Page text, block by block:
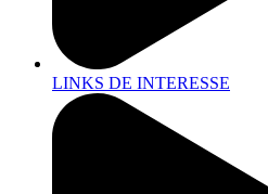
LINKS DE INTERESSE